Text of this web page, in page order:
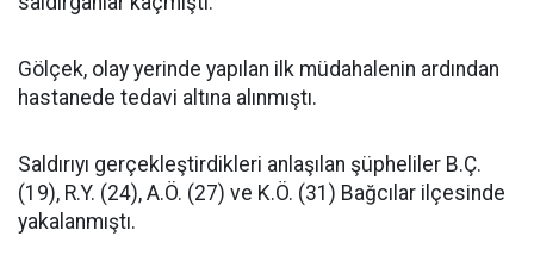
Gölçek, olay yerinde yapılan ilk müdahalenin ardından
hastanede tedavi altına alınmıştı.
Saldırıyı gerçekleştirdikleri anlaşılan şüpheliler B.Ç.
(19), R.Y. (24), A.Ö. (27) ve K.Ö. (31) Bağcılar ilçesinde
yakalanmıştı.